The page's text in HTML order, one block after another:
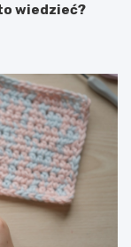
wiedzieć?